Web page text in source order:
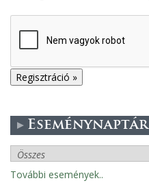
Eseménynaptár
További események..